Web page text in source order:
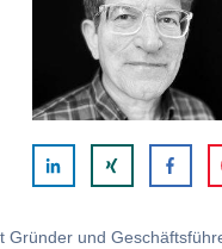
Gründer und